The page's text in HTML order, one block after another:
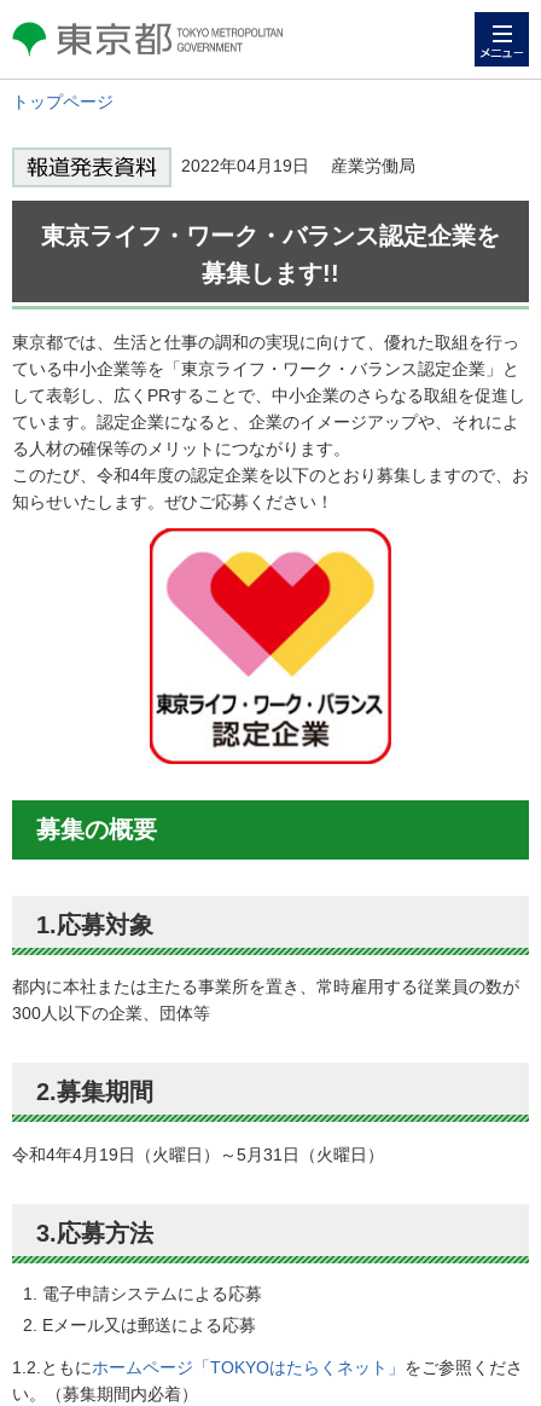
東京都 TOKYO METROPOLITAN
GOVERNMENT
トップページ
2022年04月19日 産業労働局
東京ライフ・ワーク・バランス認定企業を
募集します!!
東京都では、生活と仕事の調和の実現に向けて、優れた取組を行っ
ている中小企業等を「東京ライフ・ワーク・バランス認定企業」と
して表彰し、広くPRすることで、中小企業のさらなる取組を促進し
ています。認定企業になると、企業のイメージアップや、それによ
る人材の確保等のメリットにつながります。
このたび、令和4年度の認定企業を以下のとおり募集しますので、お
知らせいたします。ぜひご応募ください！
募集の概要
1.応募対象
都内に本社または主たる事業所を置き、常時雇用する従業員の数が
300人以下の企業、団体等
2.募集期間
令和4年4月19日（火曜日）～5月31日（火曜日）
3.応募方法
電子申請システムによる応募
Eメール又は郵送による応募
1.2.ともにホームページ「TOKYOはたらくネット」 をご参照くださ
い。（募集期間内必着）